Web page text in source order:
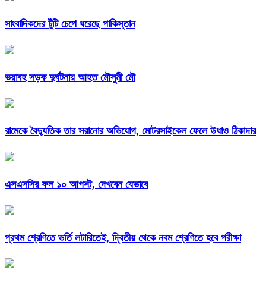
সাংবাদিকদের টুঁটি চেপে ধরেছে পাকিস্তান
ভয়াবহ সড়ক দুর্ঘটনায় আহত মৌসুমী মৌ
রামেকে বৈদ্যুতিক তার সরানোর অভিযোগ, মোটরসাইকেল ফেলে উধাও ঠিকাদার
এসএসসির ফল ১০ আগস্ট, দেখবেন যেভাবে
প্রথম শ্রেণিতে ভর্তি লটারিতেই, দ্বিতীয় থেকে নবম শ্রেণিতে হবে পরীক্ষা